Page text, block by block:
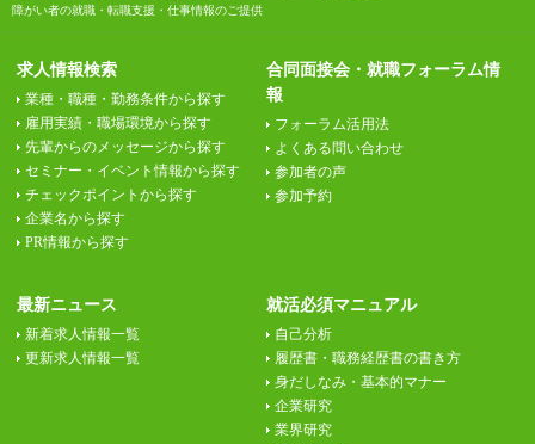
障がい者の就職・転職支援・仕事情報のご提供
求人情報検索
業種・職種・勤務条件から探す
雇用実績・職場環境から探す
先輩からのメッセージから探す
セミナー・イベント情報から探す
チェックポイントから探す
企業名から探す
PR情報から探す
合同面接会・就職フォーラム情
報
フォーラム活用法
よくある問い合わせ
参加者の声
参加予約
最新ニュース
新着求人情報一覧
更新求人情報一覧
就活必須マニュアル
自己分析
履歴書・職務経歴書の書き方
身だしなみ・基本的マナー
企業研究
業界研究